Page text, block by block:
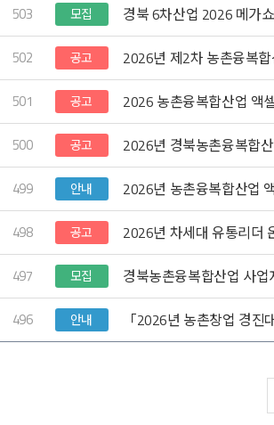
503 모집 경북 6차산업 2026 메가
502 공고 2026년 제2차 농촌융복
501 공고 2026 농촌융복합산업 액
500 공고 2026년 경북농촌융복합
499 안내 2026년 농촌융복합산업
498 공고 2026년 차세대 유통리더
497 모집 경북농촌융복합산업 사
496 안내 「2026년 농촌창업 경